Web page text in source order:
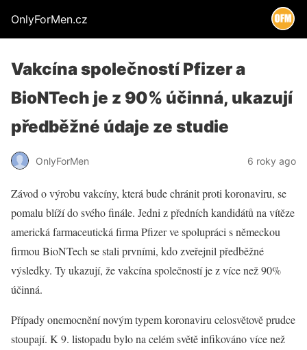
OnlyForMen.cz
Vakcína společností Pfizer a
BioNTech je z 90% účinná, ukazují
předběžné údaje ze studie
OnlyForMen 6 roky ago
Závod o výrobu vakcíny, která bude chránit proti koronaviru, se
pomalu blíží do svého finále. Jedni z předních kandidátů na vítěze
americká farmaceutická firma Pfizer ve spolupráci s německou
firmou BioNTech se stali prvními, kdo zveřejnil předběžné
výsledky. Ty ukazují, že vakcína společností je z více než 90%
účinná.
Případy onemocnění novým typem koronaviru celosvětově prudce
stoupají. K 9. listopadu bylo na celém světě infikováno více než